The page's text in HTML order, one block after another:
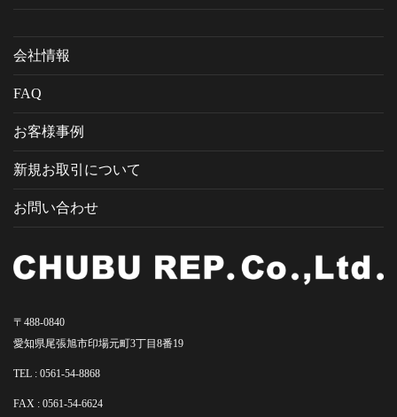
会社情報
FAQ
お客様事例
新規お取引について
お問い合わせ
〒488-0840
愛知県尾張旭市印場元町3丁目8番19
TEL : 0561-54-8868
FAX : 0561-54-6624